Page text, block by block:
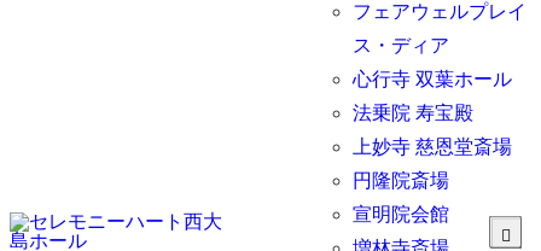
フェアウェルプレイ
ス・ディア
心行寺 双葉ホール
法乗院 寿宝殿
上妙寺 慈恩堂斎場
円隆院斎場
宣明院会館